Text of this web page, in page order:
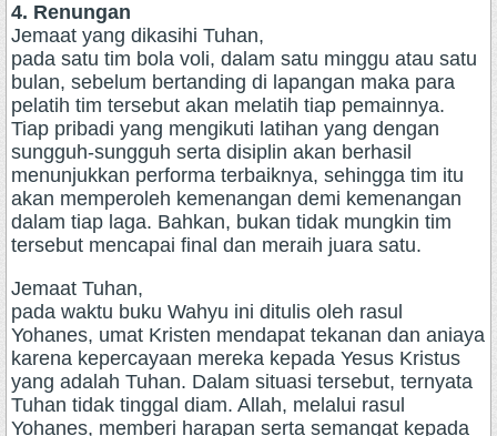
4. Renungan
Jemaat yang dikasihi Tuhan,
pada satu tim bola voli, dalam satu minggu atau satu
bulan, sebelum bertanding di lapangan maka para
pelatih tim tersebut akan melatih tiap pemainnya.
Tiap pribadi yang mengikuti latihan yang dengan
sungguh-sungguh serta disiplin akan berhasil
menunjukkan performa terbaiknya, sehingga tim itu
akan memperoleh kemenangan demi kemenangan
dalam tiap laga. Bahkan, bukan tidak mungkin tim
tersebut mencapai final dan meraih juara satu.
Jemaat Tuhan,
pada waktu buku Wahyu ini ditulis oleh rasul
Yohanes, umat Kristen mendapat tekanan dan aniaya
karena kepercayaan mereka kepada Yesus Kristus
yang adalah Tuhan. Dalam situasi tersebut, ternyata
Tuhan tidak tinggal diam. Allah, melalui rasul
Yohanes, memberi harapan serta semangat kepada